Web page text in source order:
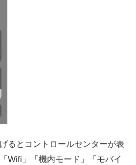
るとコントロールセンターが表
Wifi」「機内モード」「モバイ